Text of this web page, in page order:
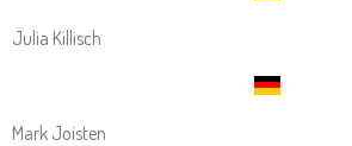
Julia Killisch
Mark Joisten